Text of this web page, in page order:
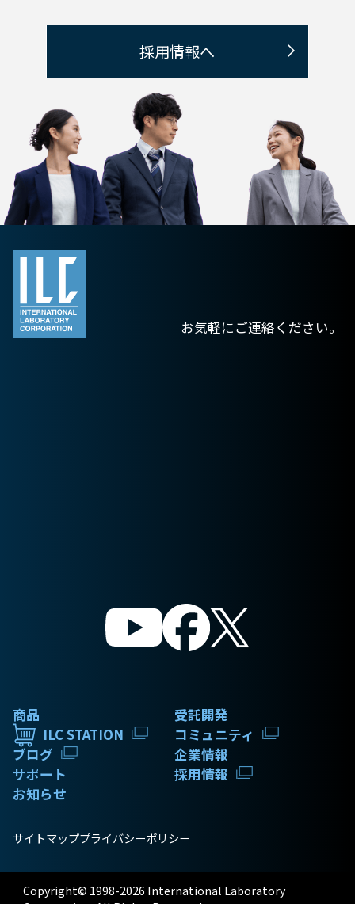
採用情報へ
お気軽にご連絡ください。
商品
受託開発
ILC STATION
コミュニティ
ブログ
企業情報
サポート
採用情報
お知らせ
サイトマッププライバシーポリシー
Copyright© 1998-2026 International Laboratory